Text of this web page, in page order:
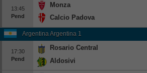
13:45
Pend
Monza
Calcio Padova
Argentina Argentina 1
17:30
Pend
Rosario Central
Aldosivi
ACB
LEB
Estados Unidos
NBA